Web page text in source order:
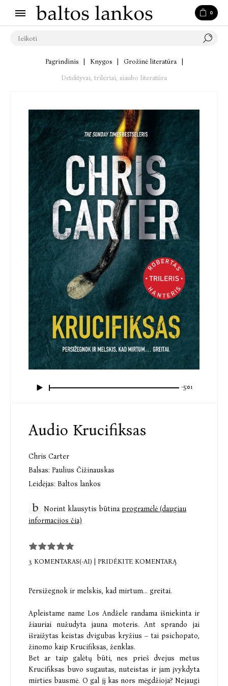
0
Pagrindinis Knygos Grožinė literatūra
Detektyvai, trileriai, siaubo literatūra
-5:01
Audio Krucifiksas
Chris Carter
Balsas: Paulius Čižinauskas
Leidėjas: Baltos lankos
Norint klausytis būtinaprogramėlė (daugiau
informacijos čia)
3 KOMENTARAS(-AI) PRIDĖKITE KOMENTARĄ
Persižegnok ir melskis, kad mirtum... greitai.
Apleistame name Los Andžele randama išniekinta ir
žiauriai nužudyta jauna moteris. Ant sprando jai
išraižytas keistas dvigubas kryžius – tai psichopato,
žinomo kaip Krucifiksas, ženklas.
Bet ar taip galėtų būti, nes prieš dvejus metus
Krucifiksas buvo sugautas, nuteistas ir jam įvykdyta
mirties bausmė. O gal jį kas nors mėgdžioja? Nejaugi